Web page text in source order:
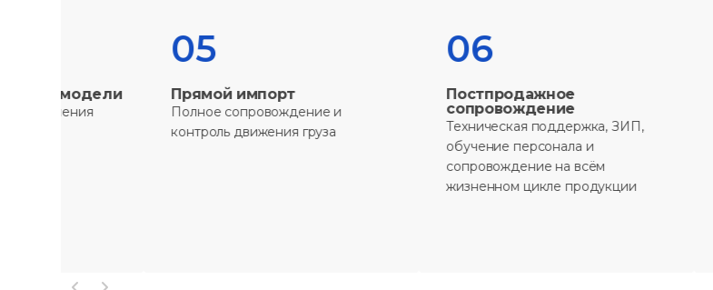
Прямой импорт
Полное сопровождение и
контроль движения груза
Постпродажное
сопровождение
Техническая поддержка, ЗИП,
обучение персонала и
сопровождение на всём
жизненном цикле продукции
Поиск и
Работа